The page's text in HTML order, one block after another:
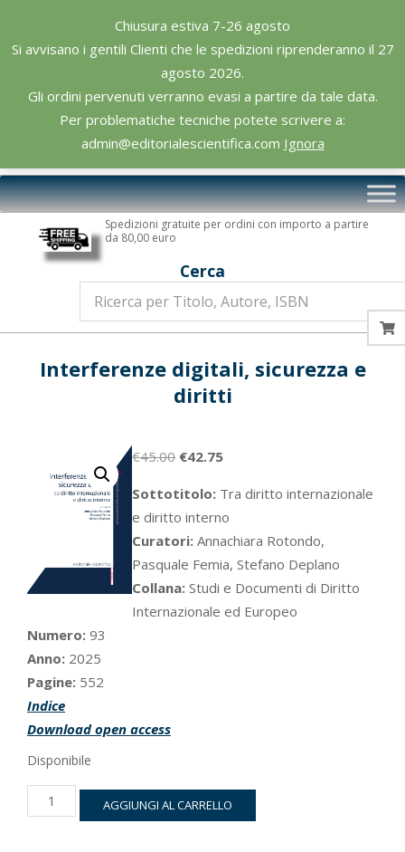
Chiusura estiva 7-26 agosto
Si avvisano i gentili Clienti che le spedizioni riprenderanno il 27
agosto 2026.
Gli ordini pervenuti verranno evasi a partire da tale data.
Per problematiche tecniche potete scrivere a:
admin@editorialescientifica.com Ignora
content
Editoriale
Scientifica
Primary
Navigation
Spedizioni gratuite per ordini con importo a partire
da 80,00 euro
Cerca
Interferenze digitali, sicurezza e
diritti
€45.00 Il
originale
era:
€45.00.
€42.75Il
attuale
è:
€42.75.
Sottotitolo: Tra diritto internazionale
e diritto interno
Curatori:Annachiara Rotondo,
Pasquale Femia, Stefano Deplano
Collana: Studi e Documenti di Diritto
Internazionale ed Europeo
Numero: 93
Anno: 2025
Pagine: 552
Indice
Download open access
Disponibile
Interferenze
digitali,
AGGIUNGI AL CARRELLO